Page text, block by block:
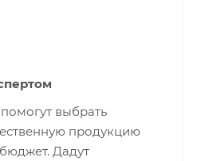
выбрать
продукцию
Дадут